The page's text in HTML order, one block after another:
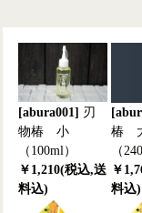
[abura001] 刃
物椿 小
（100ml）
￥1,210(税込,送
料込)
椿
（
￥
料込)